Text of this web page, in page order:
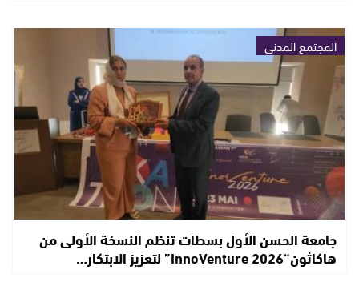
المجتمع المدني
جامعة الحسن الأول بسطات تنظم النسخة الأولى من
هاكاثون“InnoVenture 2026” لتعزيز الابتكار…